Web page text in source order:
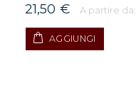
21,50 € A partire da:
AGGIUNGI